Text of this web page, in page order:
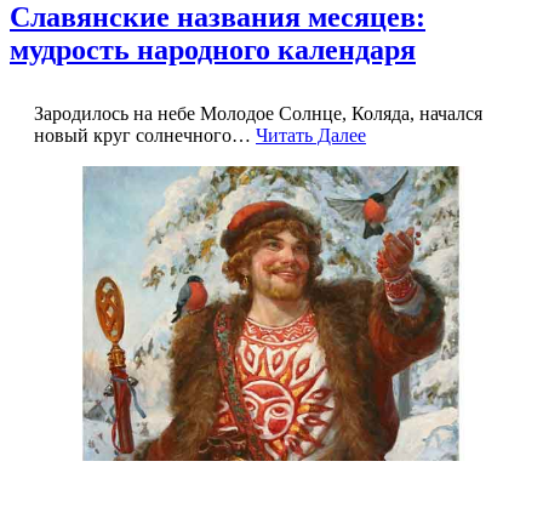
Славянские названия месяцев:
мудрость народного календаря
Зародилось на небе Молодое Солнце, Коляда, начался
новый круг солнечного… Читать Далее